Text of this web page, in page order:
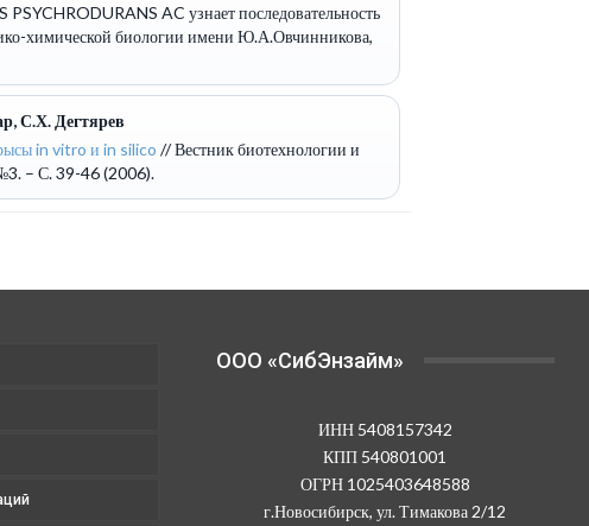
AC узнает последовательность
химической биологии имени Ю.А.Овчинникова,
С.Х. Дегтярев
in vitro и in silico // Вестник биотехнологии и
– С. 39-46 (2006).
OOO «СибЭнзайм»
ИНН 5408157342
КПП 540801001
ОГРН 1025403648588
г.Новосибирск, ул. Тимакова 2/12